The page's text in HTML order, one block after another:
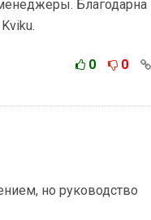
Благодарна
0 0
но руководство